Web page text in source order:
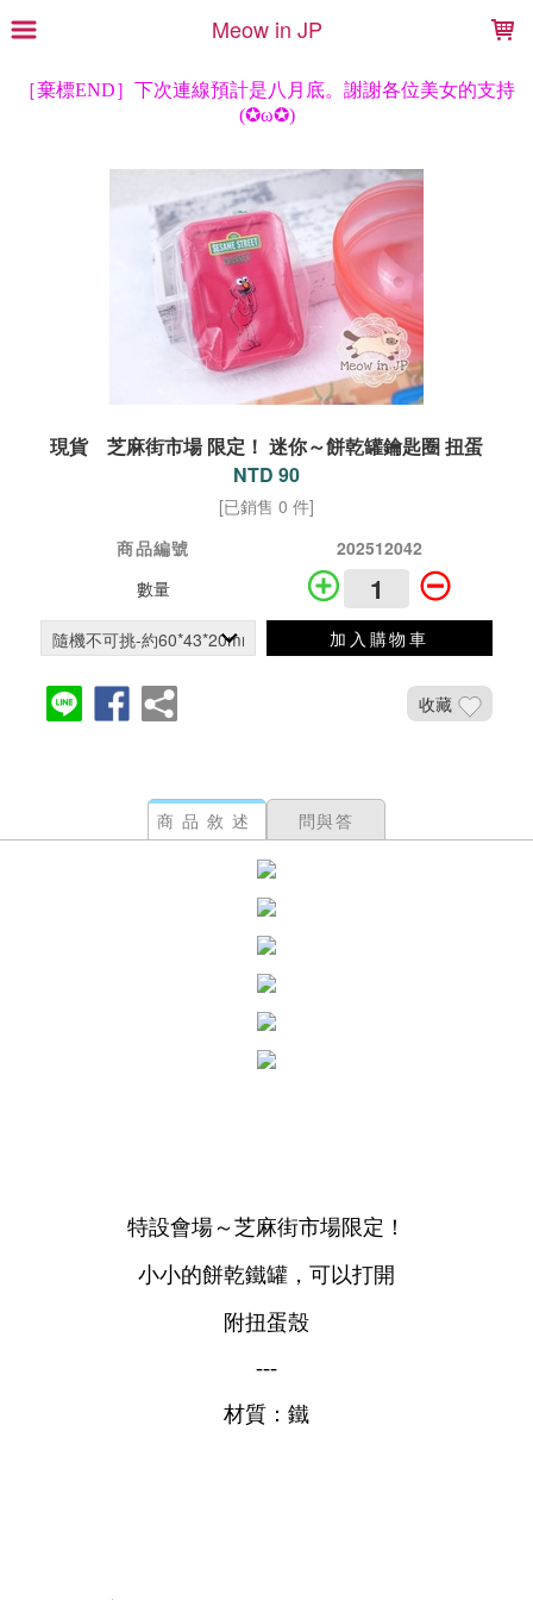
Meow in JP
現貨 芝麻街市場 限定！ 迷你～餅乾罐鑰匙圈 扭蛋
NTD 90
[已銷售 0 件]
商品編號
202512042
數量
加入購物車
收藏
商品敘述 問與答